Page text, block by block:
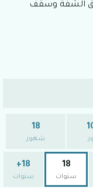
الشفة وسقف
18
شهور
18
سنوات
18+
سنوات